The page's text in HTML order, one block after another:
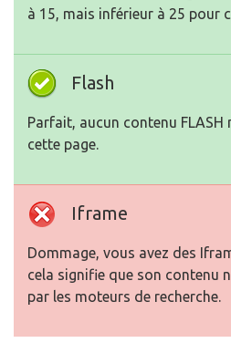
à 15, mais inférieur à 25 pour
Flash
Parfait, aucun contenu FLASH
cette page.
Iframe
Dommage, vous avez des
cela signifie que son contenu
par les moteurs de recherche.